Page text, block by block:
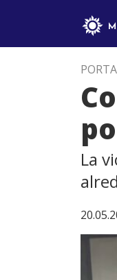
La